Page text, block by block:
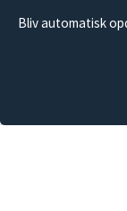
Bliv automatisk